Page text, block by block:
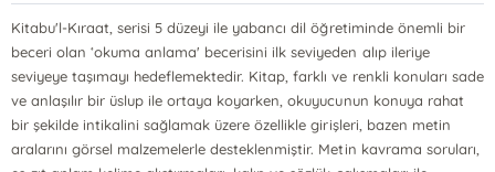
Kitabu'l-Kıraat, serisi 5 düzeyi ile yabancı dil öğretiminde önemli bir
beceri olan ‘okuma anlama' becerisini ilk seviyeden alıp ileriye
seviyeye taşımayı hedeflemektedir. Kitap, farklı ve renkli konuları sade
ve anlaşılır bir üslup ile ortaya koyarken, okuyucunun konuya rahat
bir şekilde intikalini sağlamak üzere özellikle girişleri, bazen metin
aralarını görsel malzemelerle desteklenmiştir. Metin kavrama soruları,